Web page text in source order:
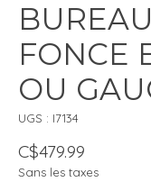
FONCE
OU
UGS : I7134
C$479.99
Sans les taxes